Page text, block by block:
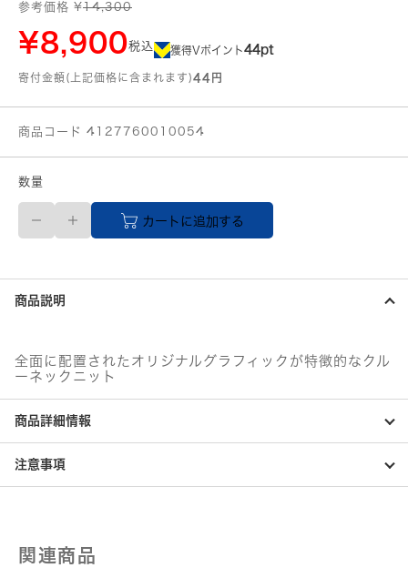
参考価格 ¥14,300
¥8,900税込 獲得Vポイント44pt
寄付金額(上記価格に含まれます)44円
商品コード 4127760010054
数量
L
イ
X-
LARGE
メ
PEACE
JACQUARD
TOP
101233015002
BROWN
個
カートに追加する
商品説明
全面に配置されたオリジナルグラフィックが特徴的なクル
ーネックニット
商品詳細情報
注意事項
関連商品